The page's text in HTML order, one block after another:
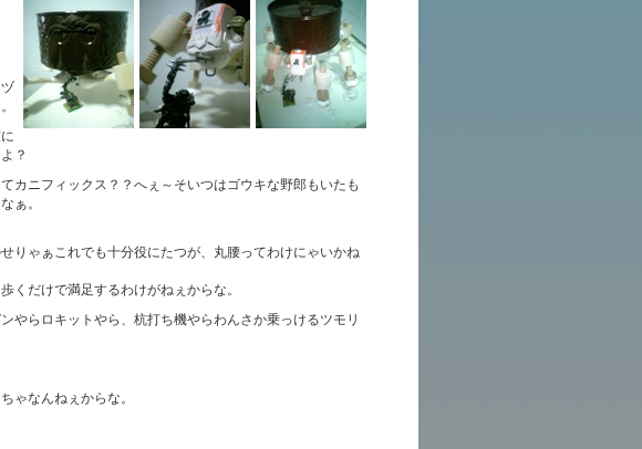
？
カニフィックス？？へぇ～そいつはゴウキな野郎もいたも
ぁ。
りゃぁこれでも十分役にたつが、丸腰ってわけにゃいかね
くだけで満足するわけがねぇからな。
やらロキットやら、杭打ち機やらわんさか乗っけるツモリ
ゃなんねぇからな。